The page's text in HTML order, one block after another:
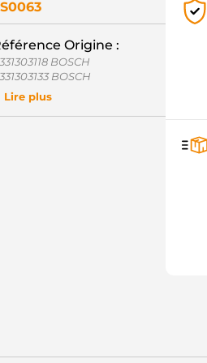
Origine :
BOSCH
BOSCH
BOSCH
BOSCH
PSH
Lire plus